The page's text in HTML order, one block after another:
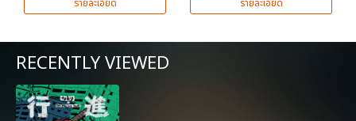
รายละเอียด รายละเอียด
RECENTLY VIEWED